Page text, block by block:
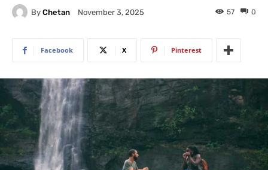
By Chetan November 3, 2025 0
57
Facebook X Pinterest